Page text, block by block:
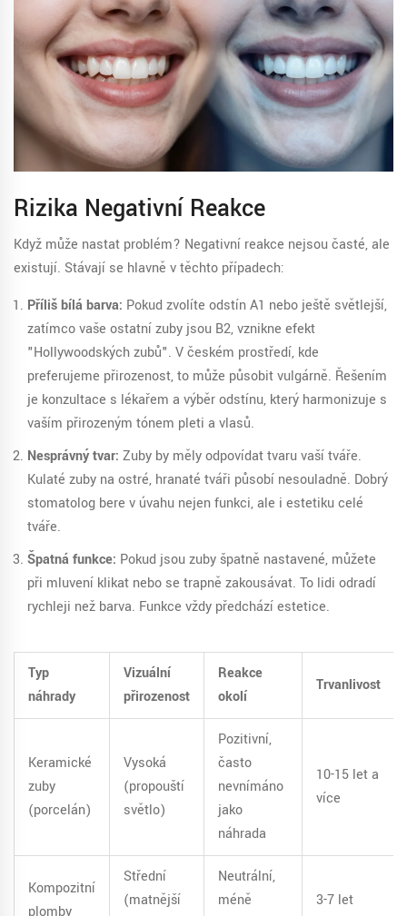
Rizika Negativní Reakce
Když může nastat problém? Negativní reakce nejsou časté, ale
existují. Stávají se hlavně v těchto případech:
Příliš bílá barva: Pokud zvolíte odstín A1 nebo ještě světlejší,
zatímco vaše ostatní zuby jsou B2, vznikne efekt
"Hollywoodských zubů". V českém prostředí, kde
preferujeme přirozenost, to může působit vulgárně. Řešením
je konzultace s lékařem a výběr odstínu, který harmonizuje s
vaším přirozeným tónem pleti a vlasů.
Nesprávný tvar: Zuby by měly odpovídat tvaru vaší tváře.
Kulaté zuby na ostré, hranaté tváři působí nesouladně. Dobrý
stomatolog bere v úvahu nejen funkci, ale i estetiku celé
tváře.
Špatná funkce: Pokud jsou zuby špatně nastavené, můžete
při mluvení klikat nebo se trapně zakousávat. To lidi odradí
rychleji než barva. Funkce vždy předchází estetice.
Typ
náhrady
Vizuální
přirozenost
Reakce
okolí
Trvanlivost
Keramické
zuby
(porcelán)
Vysoká
(propouští
světlo)
Pozitivní,
často
nevnímáno
jako
náhrada
10-15 let a
více
Kompozitní
Střední
(matnější
Neutrální,
méně
3-7 let